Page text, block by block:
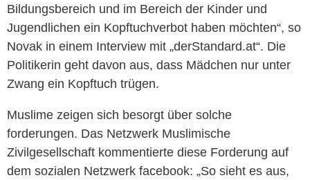
Bildungsbereich und im Bereich der Kinder und
Jugendlichen ein Kopftuchverbot haben möchten“, so
Novak in einem Interview mit „derStandard.at“. Die
Politikerin geht davon aus, dass Mädchen nur unter
Zwang ein Kopftuch trügen.
Muslime zeigen sich besorgt über solche
forderungen. Das Netzwerk Muslimische
Zivilgesellschaft kommentierte diese Forderung auf
dem sozialen Netzwerk facebook: „So sieht es aus,